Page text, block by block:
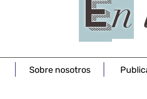
En
Sobre nosotros